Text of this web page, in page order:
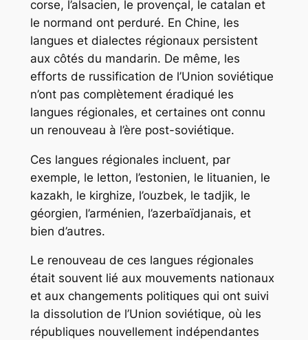
corse, l’alsacien, le provençal, le catalan et
le normand ont perduré. En Chine, les
langues et dialectes régionaux persistent
aux côtés du mandarin. De même, les
efforts de russification de l’Union soviétique
n’ont pas complètement éradiqué les
langues régionales, et certaines ont connu
un renouveau à l’ère post-soviétique.
Ces langues régionales incluent, par
exemple, le letton, l’estonien, le lituanien, le
kazakh, le kirghize, l’ouzbek, le tadjik, le
géorgien, l’arménien, l’azerbaïdjanais, et
bien d’autres.
Le renouveau de ces langues régionales
était souvent lié aux mouvements nationaux
et aux changements politiques qui ont suivi
la dissolution de l’Union soviétique, où les
républiques nouvellement indépendantes